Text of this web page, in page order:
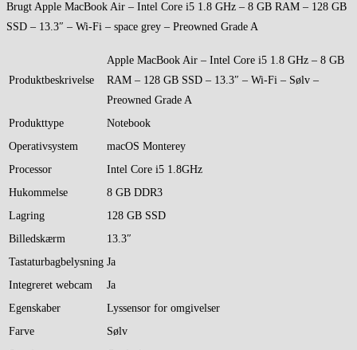
Brugt Apple MacBook Air – Intel Core i5 1.8 GHz – 8 GB RAM – 128 GB
SSD – 13.3″ – Wi-Fi – space grey – Preowned Grade A
Produktbeskrivelse
Apple MacBook Air – Intel Core i5 1.8 GHz – 8 GB
RAM – 128 GB SSD – 13.3″ – Wi-Fi – Sølv –
Preowned Grade A
Produkttype
Notebook
Operativsystem
macOS Monterey
Processor
Intel Core i5 1.8GHz
Hukommelse
8 GB DDR3
Lagring
128 GB SSD
Billedskærm
13.3″
Tastaturbagbelysning Ja
Integreret webcam
Ja
Egenskaber
Lyssensor for omgivelser
Farve
Sølv